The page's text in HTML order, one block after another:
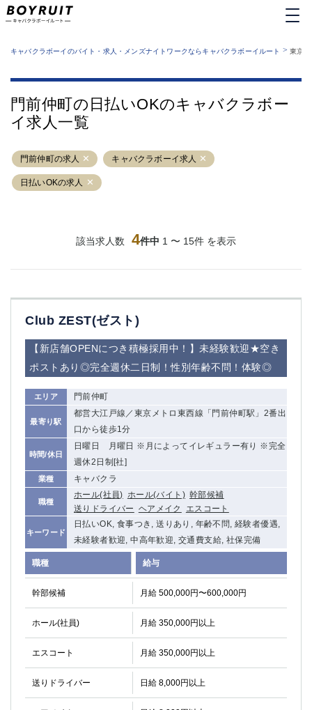
業種から探す
運営者情報
サイトマップ
キャバクラボーイのバイト・求人・メンズナイトワークならキャバクラボーイルート > 東京
門前仲町の日払いOKのキャバクラボー
イ求人一覧
門前仲町の求人 キャバクラボーイ求人
日払いOKの求人
該当求人数 4件中 1 〜 15件 を表示
Club ZEST(ゼスト)
【新店舗OPENにつき積極採用中！】未経験歓迎★空き
ポストあり◎完全週休二日制！性別年齢不問！体験◎
エリア 門前仲町
最寄り駅
都営大江戸線／東京メトロ東西線「門前仲町駅」2番出
口から徒歩1分
時間/休日
日曜日 月曜日 ※月によってイレギュラー有り ※完全
週休2日制[社]
業種 キャバクラ
職種
ホール(社員) ホール(バイト) 幹部候補
送りドライバー ヘアメイク エスコート
キーワード
日払いOK, 食事つき, 送りあり, 年齢不問, 経験者優遇,
未経験者歓迎, 中高年歓迎, 交通費支給, 社保完備
職種 給与
幹部候補 月給 500,000円〜600,000円
ホール(社員) 月給 350,000円以上
エスコート 月給 350,000円以上
送りドライバー 日給 8,000円以上
六本木
池袋
新橋
渋谷
大和
錦糸町
八王子
五反田
①六本木 ②西麻布
大山
赤坂
蒲田東口
多摩センター
立川（南口）
新宿
中野
府中
中目黒
ひばりヶ丘（北口）
吉祥寺（南口／公園口）
自由が丘
四谷
錦糸町南口
下北沢・経堂
金町（北口）
成増駅徒歩3分の好立地！①JR埼京線「赤羽駅」から徒歩2分 ②東
三軒茶屋（南口）
①歌舞伎町 ②新宿 ③新宿三丁目 ④西
①歌舞伎町 ②新宿 ③西部新宿 ③東新宿
①歌舞伎町 ②新宿
①銀座 ②新橋
錦糸町(南口)
蒲田(西口)
清瀬（南口）
①東武練馬 ②成増・板橋 ③大山 ②池袋
金町
大井町
大泉学園
下赤塚
亀戸
水道橋
荻窪
浅草